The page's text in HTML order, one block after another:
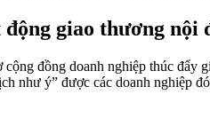
giao thương nội
đồng doanh nghiệp thúc
như ý” được các doanh nghiệp